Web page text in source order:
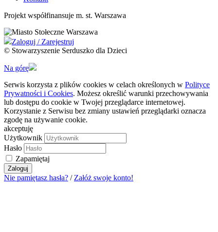
Projekt współfinansuje m. st. Warszawa
Zaloguj / Zarejestruj
© Stowarzyszenie Serduszko dla Dzieci
Na górę
Serwis korzysta z plików cookies w celach określonych w Polityce
Prywatności i Cookies. Możesz określić warunki przechowywania
lub dostępu do cookie w Twojej przeglądarce internetowej.
Korzystanie z Serwisu bez zmiany ustawień przeglądarki oznacza
zgodę na używanie cookie.
akceptuję
Użytkownik
Hasło
Zapamiętaj
Zaloguj
Nie pamiętasz hasła? / Załóż swoje konto!